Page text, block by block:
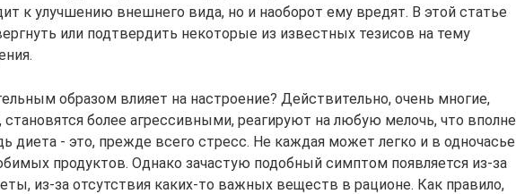
к улучшению внешнего вида, но и наоборот ему вредят. В этой статье
или подтвердить некоторые из известных тезисов на тему
образом влияет на настроение? Действительно, очень многие,
более агрессивными, реагируют на любую мелочь, что вполне
диета - это, прежде всего стресс. Не каждая может легко и в одночасье
продуктов. Однако зачастую подобный симптом появляется из-за
из-за отсутствия каких-то важных веществ в рационе. Как правило,